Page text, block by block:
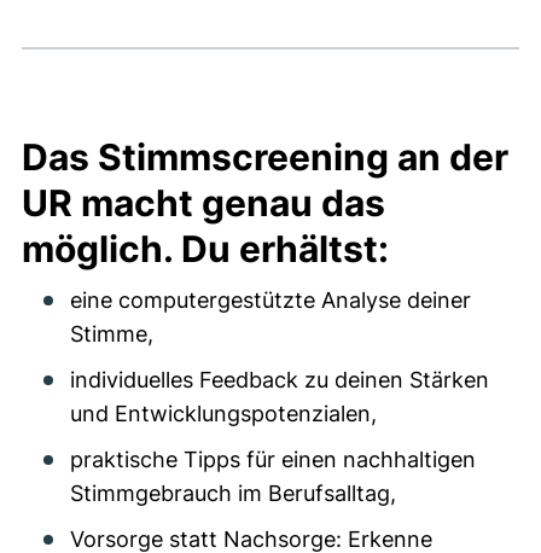
Das Stimmscreening an der
UR macht genau das
möglich. Du erhältst:
eine computergestützte Analyse deiner
Stimme,
individuelles Feedback zu deinen Stärken
und Entwicklungspotenzialen,
praktische Tipps für einen nachhaltigen
Stimmgebrauch im Berufsalltag,
Vorsorge statt Nachsorge: Erkenne